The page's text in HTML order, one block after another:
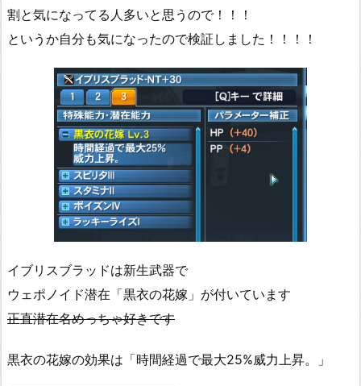
割と気になってる人多いと思うので！！！
というか自分も気になったので検証しました！！！！
イブリスブラッドは新生武器で
ウェポノイド潜在「黒衣の花嫁」が付いています
正直潜在名めっちゃ好きです
黒衣の花嫁の効果は「時間経過で最大25%威力上昇。」